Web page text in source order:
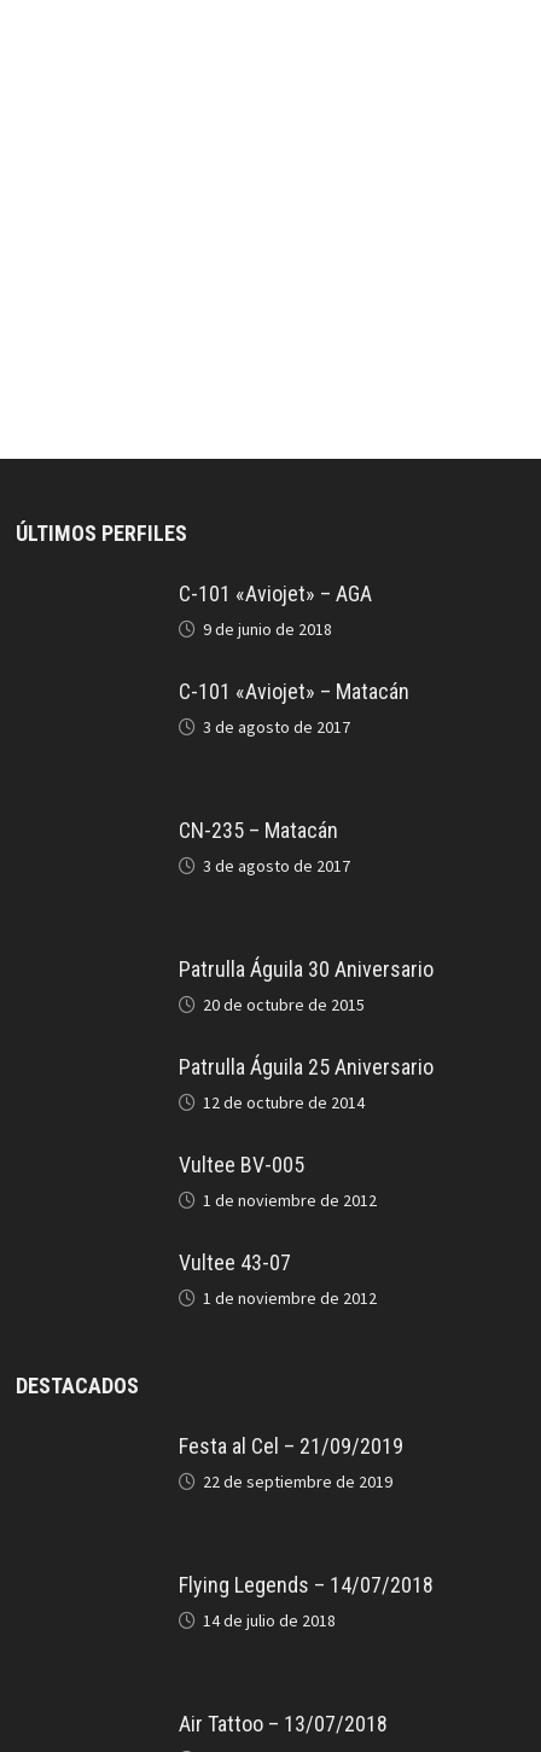
ÚLTIMOS PERFILES
C-101 «Aviojet» – AGA
9 de junio de 2018
C-101 «Aviojet» – Matacán
3 de agosto de 2017
CN-235 – Matacán
3 de agosto de 2017
Patrulla Águila 30 Aniversario
20 de octubre de 2015
Patrulla Águila 25 Aniversario
12 de octubre de 2014
Vultee BV-005
1 de noviembre de 2012
Vultee 43-07
1 de noviembre de 2012
DESTACADOS
Festa al Cel – 21/09/2019
22 de septiembre de 2019
Flying Legends – 14/07/2018
14 de julio de 2018
Air Tattoo – 13/07/2018